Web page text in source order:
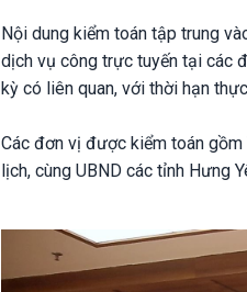
Nội dung kiểm toán tập trung
dịch vụ công trực tuyến tại các
kỳ có liên quan, với thời hạn
Các đơn vị được kiểm toán gồm
lịch, cùng UBND các tỉnh Hưng